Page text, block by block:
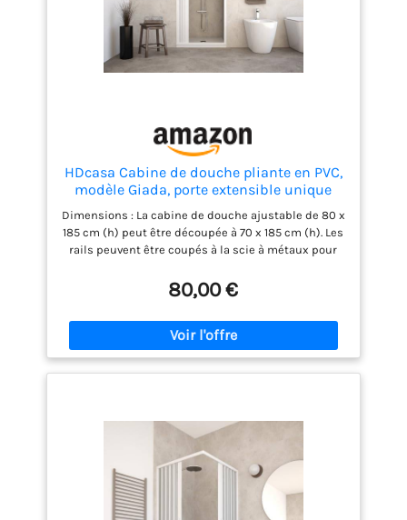
HDcasa Cabine de douche pliante en PVC,
modèle Giada, porte extensible unique
avec panneaux semi-transparents,
ouverture latérale, gain place, blanche,
fabriquée Italie, 80 cm
Dimensions : La cabine de douche ajustable de 80 x
185 cm (h) peut être découpée à 70 x 185 cm (h). Les
rails peuvent être coupés à la scie à métaux pour
PVC. Cabine de douche ; solution idéale pour les
receveurs de douche encastrés entre trois murs.
Gain de place, ouverture maximale pour les petits
espaces, large ouverture. Fabriquée en Italie.
Caractéristiques : Cabine de douche réversible,
permettant une installation avec un mécanisme de
toutes les réglementations en vigueur, livré avec
des chevilles et des vis en acier garanties contre la
corrosion et des instructions de montage en italien
; La conception de nos cabines de douche facilite
l'élimination des résidus et des impuretés. Les
matériaux hydrofuges utilisés rendent le nettoyage
80,00 €